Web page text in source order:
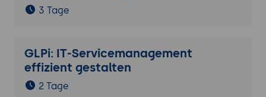
3 Tage
GLPi: IT-Servicemanagement
effizient gestalten
2 Tage